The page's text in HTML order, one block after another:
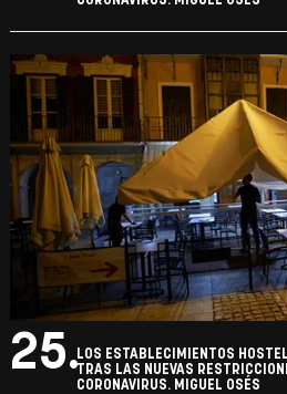
25.LOS ESTABLECIMIENTOS
TRAS LAS NUEVAS
CORONAVIRUS. MIGUEL OSÉS